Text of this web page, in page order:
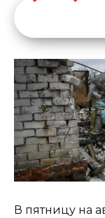
В пятницу на